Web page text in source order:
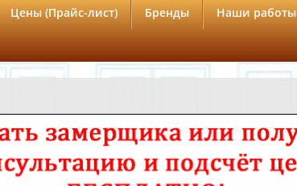
Цены (Прайс-лист) Бренды Наши работы